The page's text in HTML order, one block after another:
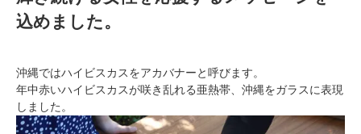
込めました。
沖縄ではハイビスカスをアカバナーと呼びます。
年中赤いハイビスカスが咲き乱れる亜熱帯、沖縄をガラスに表現
しました。